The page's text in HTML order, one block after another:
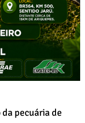
pecuária de